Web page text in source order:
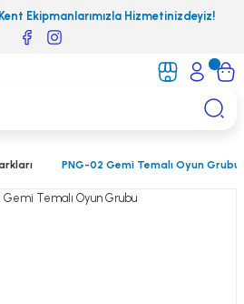
Ekipmanlarımızla Hizmetinizdeyiz!
PNG-02 Gemi Temalı Oyun Grubu